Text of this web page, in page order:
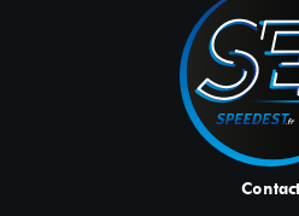
Contact